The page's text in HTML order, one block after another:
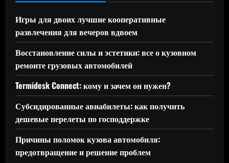
Игры для двоих лучшие кооперативные
развлечения для вечеров вдвоем
Восстановление силы и эстетики: все о кузовном
ремонте грузовых автомобилей
Termidesk Connect: кому и зачем он нужен?
Субсидированные авиабилеты: как получить
дешевые перелеты по господдержке
Причины поломок кузова автомобиля:
предотвращение и решение проблем